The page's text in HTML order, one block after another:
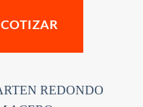
COTIZAR